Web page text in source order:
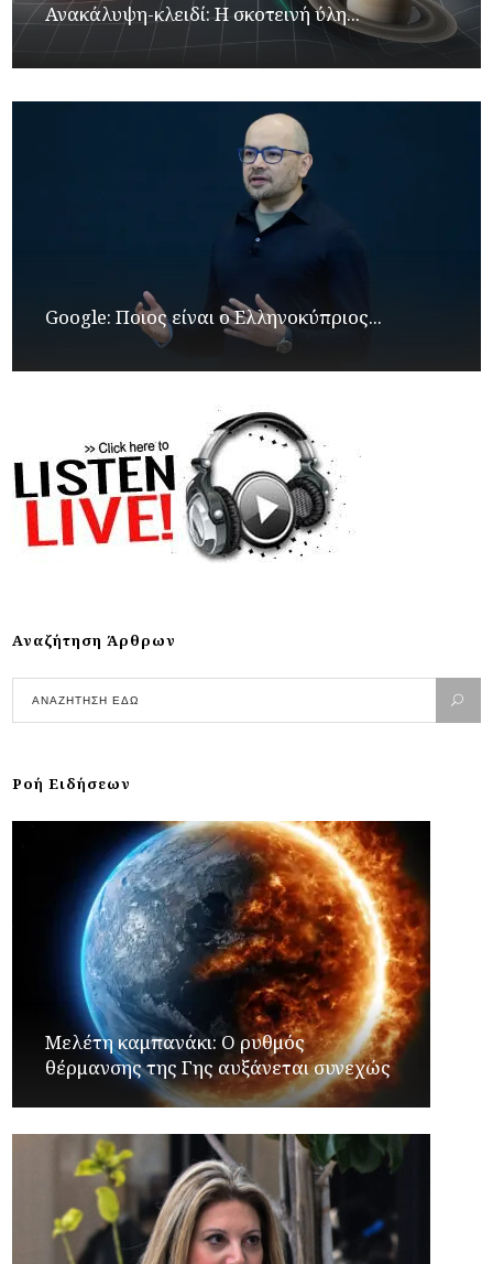
Ανακάλυψη-κλειδί: Η σκοτεινή ύλη...
Google: Ποιος είναι ο Ελληνοκύπριος...
Αναζήτηση Άρθρων
Ροή Ειδήσεων
Μελέτη καμπανάκι: Ο ρυθμός
θέρμανσης της Γης αυξάνεται συνεχώς